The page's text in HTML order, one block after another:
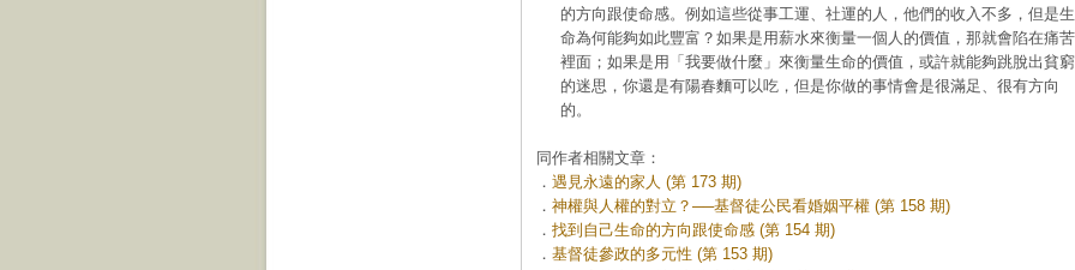
的方向跟使命感。例如這些從事工運、社運的人，他們的收入不多，但是生
命為何能夠如此豐富？如果是用薪水來衡量一個人的價值，那就會陷在痛苦
裡面；如果是用「我要做什麼」來衡量生命的價值，或許就能夠跳脫出貧窮
的迷思，你還是有陽春麵可以吃，但是你做的事情會是很滿足、很有方向
的。
同作者相關文章：
． 遇見永遠的家人 (第 173 期)
． 神權與人權的對立？──基督徒公民看婚姻平權 (第 158 期)
． 找到自己生命的方向跟使命感 (第 154 期)
． 基督徒參政的多元性 (第 153 期)